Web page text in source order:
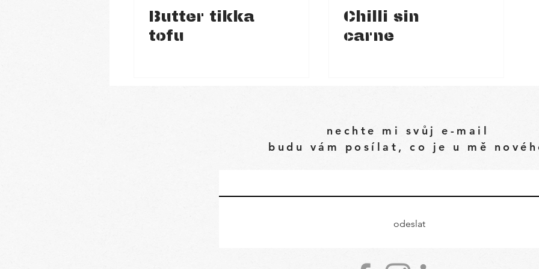
Butter tikka
tofu
Chilli sin
carne
nechte mi svůj e-mail
budu vám posílat, co je u mě
odeslat